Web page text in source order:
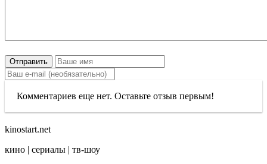
Отправить
Комментариев еще нет. Оставьте отзыв первым!
kinostart.net
кино | сериалы | тв-шоу